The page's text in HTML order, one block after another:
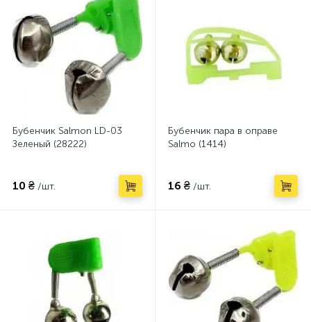
Бубенчик Salmon LD-03
Зеленый (28222)
10 ₴ /шт.
Бубенчик пара в оправе
Salmo (1414)
16 ₴ /шт.